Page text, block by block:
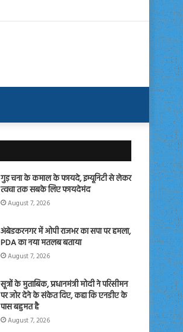
गुड़ चना के कमाल के फायदे, इम्यूनिटी से लेकर
त्वचा तक सबके लिए फायदेमंद
August 7, 2026
अंबेडकरनगर में ओपी राजभर का सपा पर हमला,
PDA का नया मतलब बताया
August 7, 2026
सूत्रों के मुताबिक, प्रधानमंत्री मोदी ने परिसीमन
पर जोर देने के संकेत दिए, कहा कि एनडीए के
पास बहुमत है
August 7, 2026